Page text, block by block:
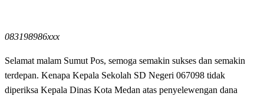
083198986xxx
Selamat malam Sumut Pos, semoga semakin sukses dan semakin
terdepan. Kenapa Kepala Sekolah SD Negeri 067098 tidak
diperiksa Kepala Dinas Kota Medan atas penyelewengan dana